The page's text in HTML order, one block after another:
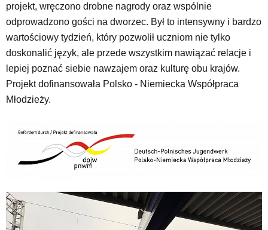
projekt, wręczono drobne nagrody oraz wspólnie
odprowadzono gości na dworzec. Był to intensywny i bardzo
wartościowy tydzień, który pozwolił uczniom nie tylko
doskonalić język, ale przede wszystkim nawiązać relacje i
lepiej poznać siebie nawzajem oraz kulturę obu krajów.
Projekt dofinansowała Polsko - Niemiecka Współpraca
Młodzieży.